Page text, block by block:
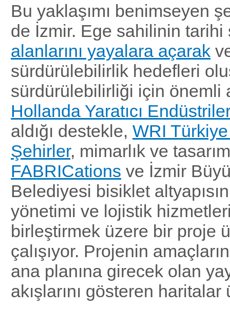
Bu yaklaşımı benimseyen
de İzmir. Ege sahilinin
alanlarını yayalara açarak
sürdürülebilirlik hedefleri
sürdürülebilirliği için önemli
Hollanda Yaratıcı
aldığı destekle, WRI
Şehirler, mimarlık ve
FABRICations ve İzmir
Belediyesi bisiklet
yönetimi ve lojistik
birleştirmek üzere bir proje
çalışıyor. Projenin
ana planına girecek olan
akışlarını gösteren haritalar